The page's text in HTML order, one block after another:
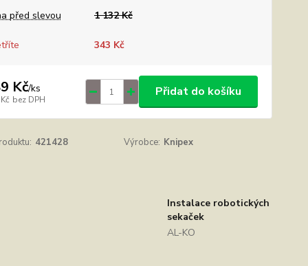
před slevou
1 132 Kč
343 Kč
Kč/ks
bez DPH
Přidat do košíku
421428 Výrobce: Knipex
Instalace robotických
sekaček
AL-KO